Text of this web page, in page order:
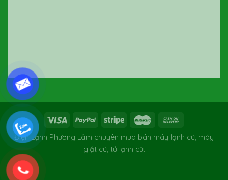
Điện Lạnh Phương Lâm chuyên mua bán máy lạnh cũ, máy
giặt cũ, tủ lạnh cũ.